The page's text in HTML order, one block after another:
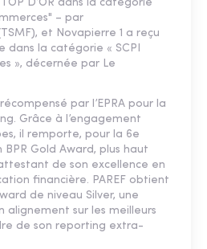
D’OR dans la catégorie
– par
et Novapierre 1 a reçu
dans la catégorie « SCPI
», décernée par Le
par l’EPRA pour la
Grâce à l’engagement
il remporte, pour la 6e
Gold Award, plus haut
de son excellence en
financière. PAREF obtient
de niveau Silver, une
alignement sur les meilleurs
de son reporting extra-